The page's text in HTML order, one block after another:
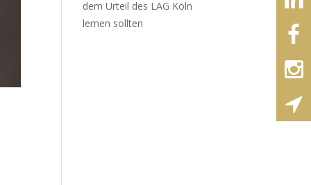
dem Urteil des LAG Köln
lernen sollten